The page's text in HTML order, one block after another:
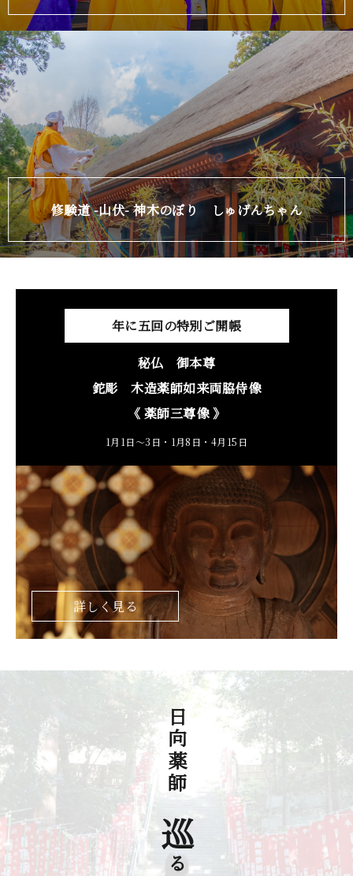
修験道 -山伏- 神木のぼり しゅげんちゃん
年に五回の特別ご開帳
秘仏 御本尊
鉈彫 木造薬師如来両脇侍像
《 薬師三尊像 》
1月1日～3日・1月8日・4月15日
詳しく見る
日向薬師を
巡
る